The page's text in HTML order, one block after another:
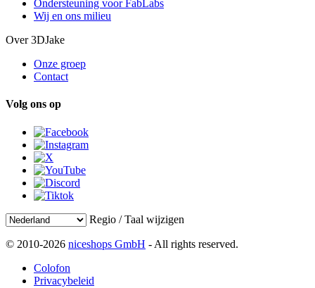
Ondersteuning voor FabLabs
Wij en ons milieu
Over 3DJake
Onze groep
Contact
Volg ons op
Regio / Taal wijzigen
© 2010-2026 niceshops GmbH - All rights reserved.
Colofon
Privacybeleid